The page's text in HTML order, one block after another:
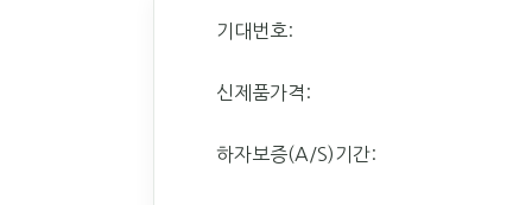
기대번호:
신제품가격:
하자보증(A/S)기간: